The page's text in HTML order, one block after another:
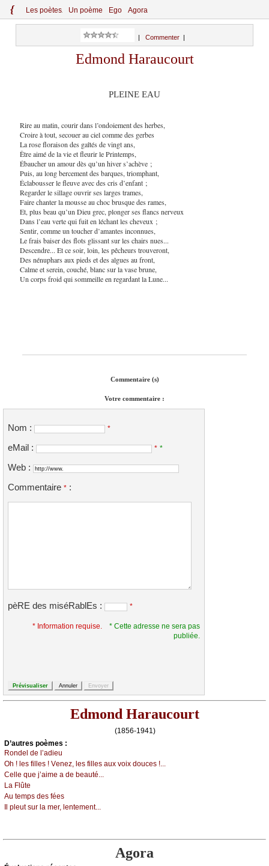
{ Les poètes Un poème Ego Agora
Commenter
Edmond Haraucourt
PLEINE EAU
Rire au matin, courir dans l’ondoiement des herbes,
Croire à tout, secouer au ciel comme des gerbes
La rose floraison des gaîtés de vingt ans,
Être aimé de la vie et fleurir le Printemps,
Ébaucher un amour dès qu’un hiver s’achève ;
Puis, au long bercement des barques, triomphant,
Éclabousser le fleuve avec des cris d’enfant ;
Regarder le sillage ouvrir ses larges trames,
Faire chanter la mousse au choc brusque des rames,
Et, plus beau qu’un Dieu grec, plonger ses flancs nerveux
Dans l’eau verte qui fuit en léchant les cheveux ;
Sentir, comme un toucher d’amantes inconnues,
Le frais baiser des flots glissant sur les chairs nues...
Descendre... Et ce soir, loin, les pêcheurs trouveront,
Des nénuphars aux pieds et des algues au front,
Calme et serein, couché, blanc sur la vase brune,
Un corps froid qui sommeille en regardant la Lune...
Commentaire (s)
Votre commentaire :
Nom : *
eMail : * *
Web :
Commentaire * :
pèRE des miséRablEs : *
* Information requise.
* Cette adresse ne sera pas
publiée.
Edmond Haraucourt
(1856-1941)
D’autrеs pоèmеs :
Rоndеl dе l’аdiеu
Οh ! lеs fillеs ! Vеnеz, lеs fillеs аuх vоiх dоuсеs !...
Сеllе quе ј’аimе а dе bеаuté...
Lа Flûtе
Αu tеmps dеs féеs
Ιl plеut sur lа mеr, lеntеmеnt...
Agora